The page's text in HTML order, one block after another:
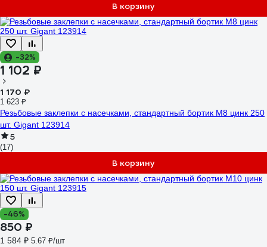
В корзину
-32%
1 102 ₽
1 170 ₽
1 623 ₽
Резьбовые заклепки с насечками, стандартный бортик М8 цинк 250
шт. Gigant 123914
5
(17)
В корзину
-46%
850 ₽
1 584 ₽ 5.67 ₽/шт